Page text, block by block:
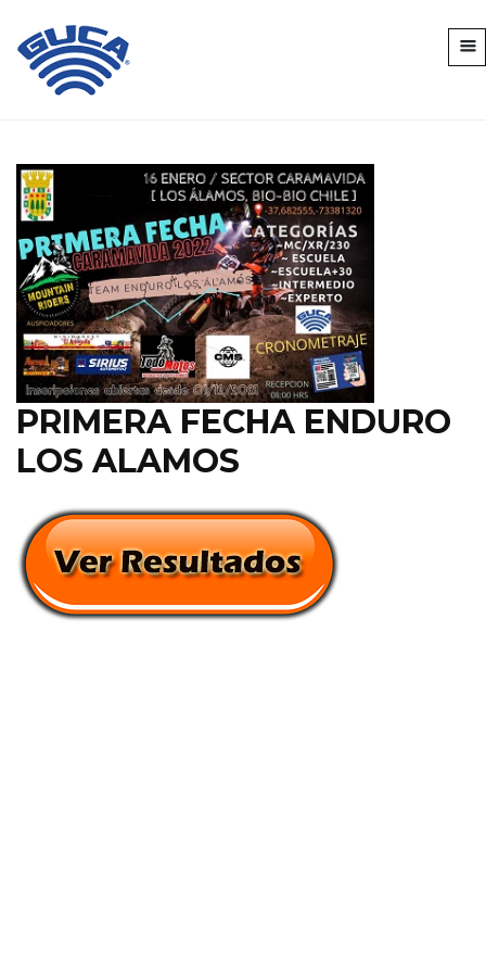
PRIMERA FECHA ENDURO
LOS ALAMOS